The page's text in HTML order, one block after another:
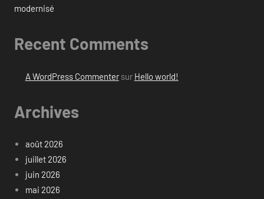
modernisé
Recent Comments
A WordPress Commentersur Hello world!
Archives
août 2026
juillet 2026
juin 2026
mai 2026